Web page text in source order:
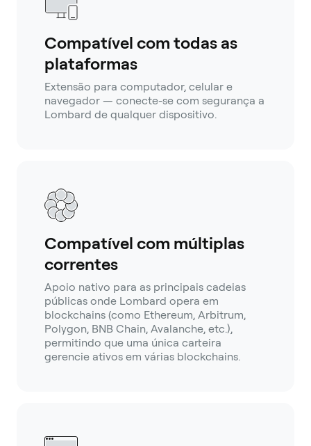
Compatível com todas as
plataformas
Extensão para computador, celular e
navegador — conecte-se com segurança a
Lombard de qualquer dispositivo.
Compatível com múltiplas
correntes
Apoio nativo para as principais cadeias
públicas onde Lombard opera em
blockchains (como Ethereum, Arbitrum,
Polygon, BNB Chain, Avalanche, etc.),
permitindo que uma única carteira
gerencie ativos em várias blockchains.